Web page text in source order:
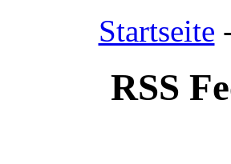
Startseite
RSS